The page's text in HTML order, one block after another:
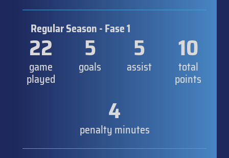
Regular Season - Fase 1
22
game
played
5
goals
5
assist
10
total
points
4
penalty minutes